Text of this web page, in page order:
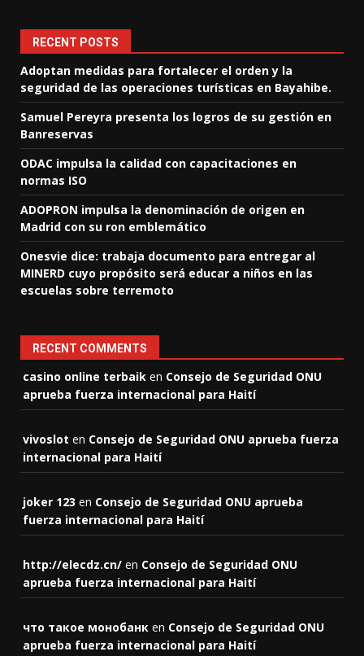
RECENT POSTS
Adoptan medidas para fortalecer el orden y la
seguridad de las operaciones turísticas en Bayahibe.
Samuel Pereyra presenta los logros de su gestión en
Banreservas
ODAC impulsa la calidad con capacitaciones en
normas ISO
ADOPRON impulsa la denominación de origen en
Madrid con su ron emblemático
Onesvie dice: trabaja documento para entregar al
MINERD cuyo propósito será educar a niños en las
escuelas sobre terremoto
RECENT COMMENTS
casino online terbaik en Consejo de Seguridad ONU
aprueba fuerza internacional para Haití
vivoslot en Consejo de Seguridad ONU aprueba fuerza
internacional para Haití
joker 123 en Consejo de Seguridad ONU aprueba
fuerza internacional para Haití
http://elecdz.cn/ en Consejo de Seguridad ONU
aprueba fuerza internacional para Haití
что такое монобанк en Consejo de Seguridad ONU
aprueba fuerza internacional para Haití